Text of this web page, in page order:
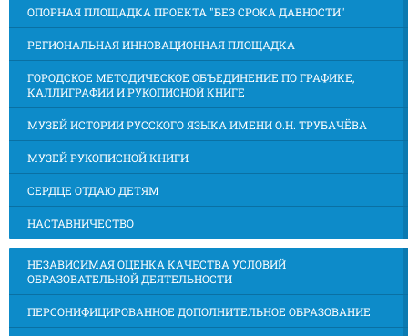
ОПОРНАЯ ПЛОЩАДКА ПРОЕКТА "БЕЗ СРОКА ДАВНОСТИ"
РЕГИОНАЛЬНАЯ ИННОВАЦИОННАЯ ПЛОЩАДКА
ГОРОДСКОЕ МЕТОДИЧЕСКОЕ ОБЪЕДИНЕНИЕ ПО ГРАФИКЕ,
КАЛЛИГРАФИИ И РУКОПИСНОЙ КНИГЕ
МУЗЕЙ ИСТОРИИ РУССКОГО ЯЗЫКА ИМЕНИ О.Н. ТРУБАЧЁВА
МУЗЕЙ РУКОПИСНОЙ КНИГИ
СЕРДЦЕ ОТДАЮ ДЕТЯМ
НАСТАВНИЧЕСТВО
НЕЗАВИСИМАЯ ОЦЕНКА КАЧЕСТВА УСЛОВИЙ
ОБРАЗОВАТЕЛЬНОЙ ДЕЯТЕЛЬНОСТИ
ПЕРСОНИФИЦИРОВАННОЕ ДОПОЛНИТЕЛЬНОЕ ОБРАЗОВАНИЕ